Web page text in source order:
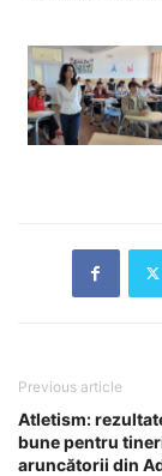
Previous article
Atletism:
bune pentru
aruncătorii din